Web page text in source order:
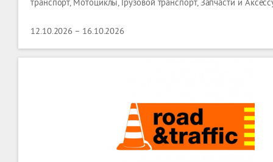
транспорт, Мотоциклы, Грузовой транспорт, Запчасти и
12.10.2026 – 16.10.2026